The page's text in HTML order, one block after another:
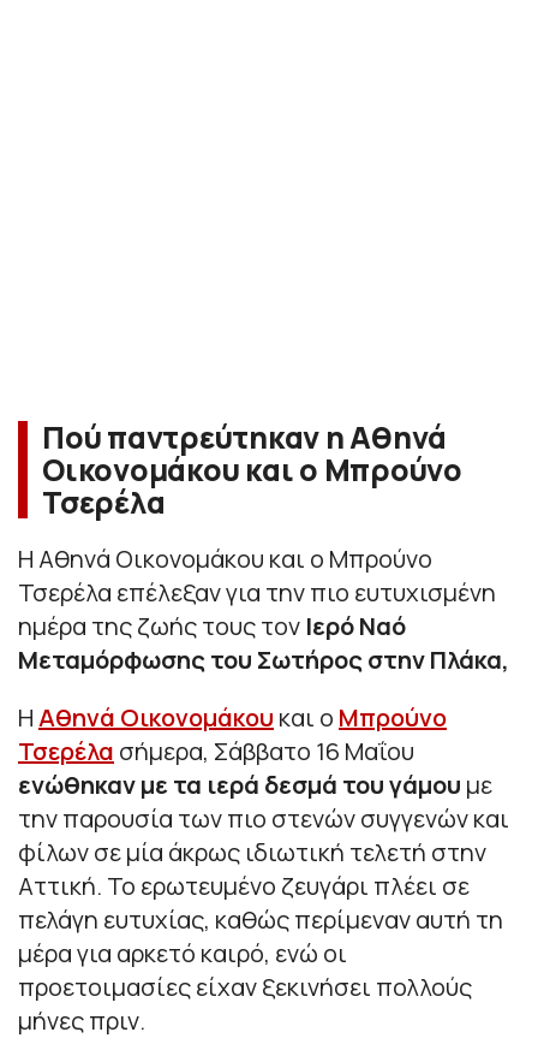
Πού παντρεύτηκαν η Αθηνά
Οικονομάκου και ο Μπρούνο
Τσερέλα
Η Αθηνά Οικονομάκου και ο Μπρούνο
Τσερέλα επέλεξαν για την πιο ευτυχισμένη
ημέρα της ζωής τους τον Ιερό Ναό
Μεταμόρφωσης του Σωτήρος στην Πλάκα,
ΗΑθηνά Οικονομάκου και ο Μπρούνο
Τσερέλα σήμερα, Σάββατο 16 Μαΐου
ενώθηκαν με τα ιερά δεσμά του γάμου με
την παρουσία των πιο στενών συγγενών και
φίλων σε μία άκρως ιδιωτική τελετή στην
Αττική. Το ερωτευμένο ζευγάρι πλέει σε
πελάγη ευτυχίας, καθώς περίμεναν αυτή τη
μέρα για αρκετό καιρό, ενώ οι
προετοιμασίες είχαν ξεκινήσει πολλούς
μήνες πριν.